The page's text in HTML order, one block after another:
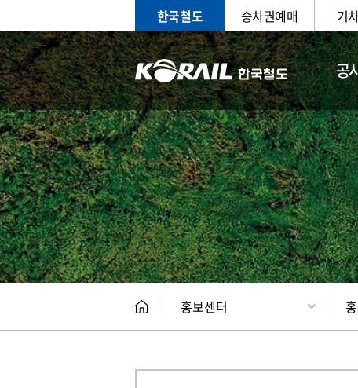
한국철도 승차권예매 기
공
홍보 문화사
홍보센터